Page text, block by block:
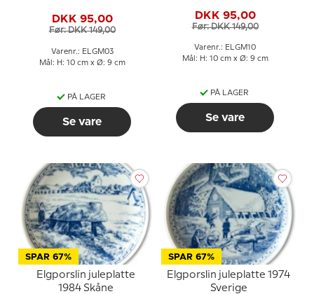
DKK 95,00
Før: DKK 149,00
Varenr.: ELGM03
Mål: H: 10 cm x Ø: 9 cm
PÅ LAGER
Se vare
DKK 95,00
Før: DKK 149,00
Varenr.: ELGM10
Mål: H: 10 cm x Ø: 9 cm
PÅ LAGER
Se vare
SPAR 67%
Elgporslin juleplatte
1984 Skåne
SPAR 67%
Elgporslin juleplatte 1974
Sverige